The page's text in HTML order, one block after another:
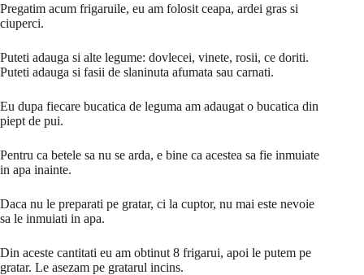
Pregatim acum frigaruile, eu am folosit ceapa, ardei gras si
ciuperci.
Puteti adauga si alte legume: dovlecei, vinete, rosii, ce doriti.
Puteti adauga si fasii de slaninuta afumata sau carnati.
Eu dupa fiecare bucatica de leguma am adaugat o bucatica din
piept de pui.
Pentru ca betele sa nu se arda, e bine ca acestea sa fie inmuiate
in apa inainte.
Daca nu le preparati pe gratar, ci la cuptor, nu mai este nevoie
sa le inmuiati in apa.
Din aceste cantitati eu am obtinut 8 frigarui, apoi le putem pe
gratar. Le asezam pe gratarul incins.